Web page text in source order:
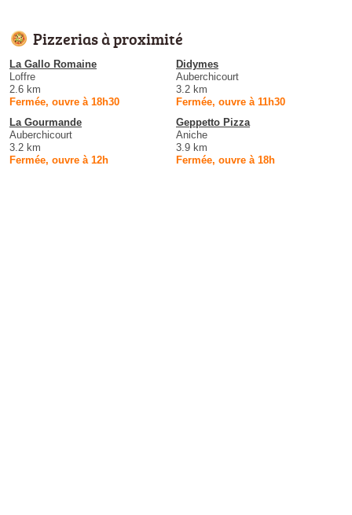
Pizzerias à proximité
La Gallo Romaine
Loffre
2.6 km
Fermée, ouvre à 18h30
Didymes
Auberchicourt
3.2 km
Fermée, ouvre à 11h30
La Gourmande
Auberchicourt
3.2 km
Fermée, ouvre à 12h
Geppetto Pizza
Aniche
3.9 km
Fermée, ouvre à 18h